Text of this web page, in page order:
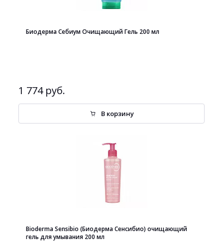
Биодерма Себиум Очищающий Гель 200 мл
1 774 руб.
В корзину
Bioderma Sensibio (Биодерма Сенсибио) очищающий
гель для умывания 200 мл